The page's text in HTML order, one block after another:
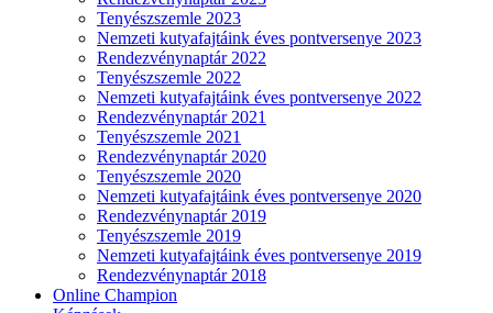
Tenyészszemle 2023
Nemzeti kutyafajtáink éves pontversenye 2023
Rendezvénynaptár 2022
Tenyészszemle 2022
Nemzeti kutyafajtáink éves pontversenye 2022
Rendezvénynaptár 2021
Tenyészszemle 2021
Rendezvénynaptár 2020
Tenyészszemle 2020
Nemzeti kutyafajtáink éves pontversenye 2020
Rendezvénynaptár 2019
Tenyészszemle 2019
Nemzeti kutyafajtáink éves pontversenye 2019
Rendezvénynaptár 2018
Online Champion